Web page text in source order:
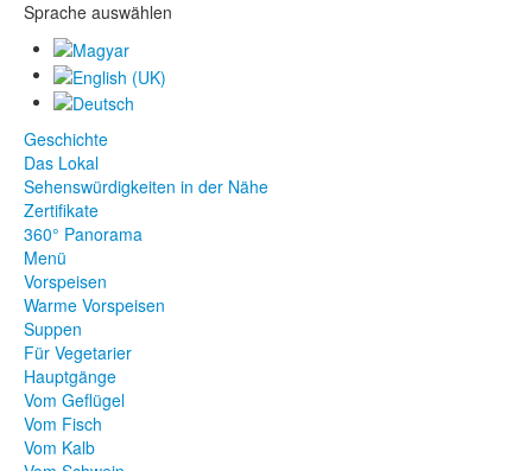
Sprache auswählen
Geschichte
Das Lokal
Sehenswürdigkeiten in der Nähe
Zertifikate
360° Panorama
Menü
Vorspeisen
Warme Vorspeisen
Suppen
Für Vegetarier
Hauptgänge
Vom Geflügel
Vom Fisch
Vom Kalb